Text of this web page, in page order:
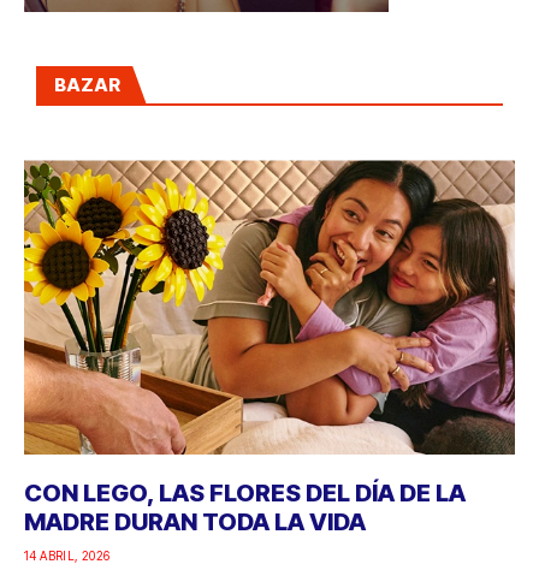
BAZAR
CON LEGO, LAS FLORES DEL DÍA DE LA
MADRE DURAN TODA LA VIDA
14 ABRIL, 2026